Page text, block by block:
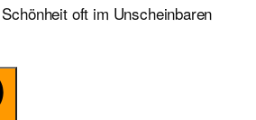
oft im Unscheinbaren